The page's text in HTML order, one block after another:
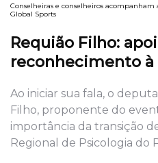
Conselheiras e conselheiros
Global Sports
Requião Filho:
reconhecimento à
Ao iniciar sua fala, o
Filho, proponente do
importância da transição
Regional de Psicologia do